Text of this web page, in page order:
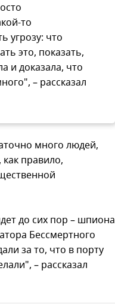
то
угрозу: что
это, показать,
и доказала, что
– рассказал
много людей,
правило,
до сих пор – шпиона
Бессмертного
за то, что в порту
– рассказал